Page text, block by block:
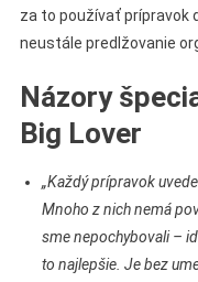
za to používať prípravok
neustále predlžovanie
Názory
Big Lover
„Každý prípravok
Mnoho z nich nemá
sme nepochybovali –
to najlepšie. Je bez